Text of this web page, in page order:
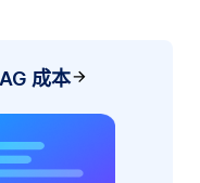
成本